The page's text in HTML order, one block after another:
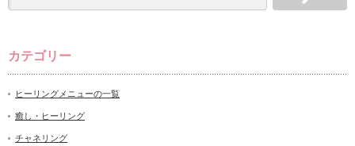
カテゴリー
ヒーリングメニューの一覧
癒し・ヒーリング
チャネリング